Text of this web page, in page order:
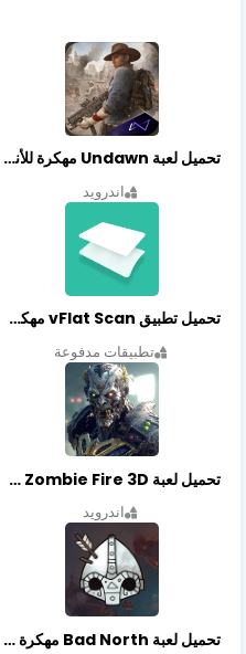
تحميل لعبة Undawn مهكرة للأندرويد أخر إصدار | تحميل مباشر + موارد غير محدودة
اندرويد
تحميل تطبيق vFlat Scan مهكر آخر إصدار
تطبيقات مدفوعة
تحميل لعبة Zombie Fire 3D مهكرة آخر إصدار
اندرويد
تحميل لعبة Bad North مهكرة آخر إصدار